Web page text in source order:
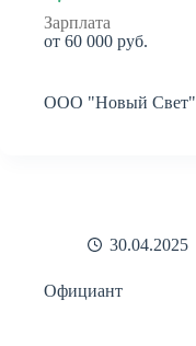
Зарплата
от 60 000 руб.
ООО "Новый Свет"
30.04.2025
Официант